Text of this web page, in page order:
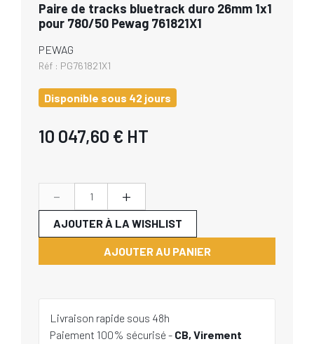
Paire de tracks bluetrack duro 26mm 1x1
pour 780/50 Pewag 761821X1
PEWAG
Réf : PG761821X1
Disponible sous 42 jours
10 047,60 € HT
- +
AJOUTER AU PANIER
AJOUTER À LA WISHLIST
Livraison rapide sous 48h
Paiement 100% sécurisé - CB, Virement